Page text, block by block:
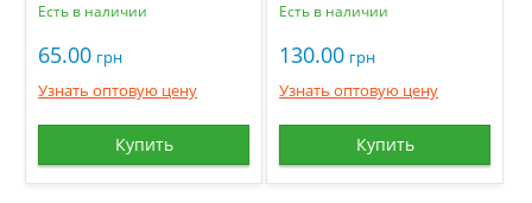
Есть в наличии
65.00 грн
Узнать оптовую цену
Купить
Есть в наличии
130.00 грн
Узнать оптовую цену
Купить